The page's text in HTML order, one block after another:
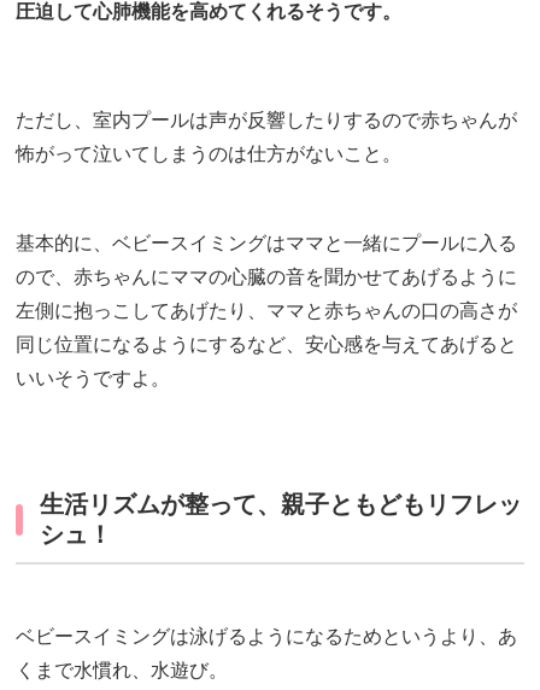
圧迫して心肺機能を高めてくれるそうです。
ただし、室内プールは声が反響したりするので赤ちゃんが
怖がって泣いてしまうのは仕方がないこと。
基本的に、ベビースイミングはママと一緒にプールに入る
ので、赤ちゃんにママの心臓の音を聞かせてあげるように
左側に抱っこしてあげたり、ママと赤ちゃんの口の高さが
同じ位置になるようにするなど、安心感を与えてあげると
いいそうですよ。
生活リズムが整って、親子ともどもリフレッ
シュ！
ベビースイミングは泳げるようになるためというより、あ
くまで水慣れ、水遊び。